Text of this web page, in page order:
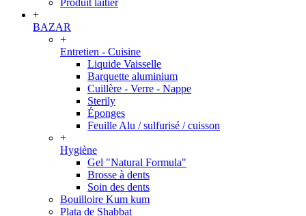
Produit laitier
+
BAZAR
+
Entretien - Cuisine
Liquide Vaisselle
Barquette aluminium
Cuillère - Verre - Nappe
Sterily
Éponges
Feuille Alu / sulfurisé / cuisson
+
Hygiène
Gel "Natural Formula"
Brosse à dents
Soin des dents
Bouilloire Kum kum
Plata de Shabbat